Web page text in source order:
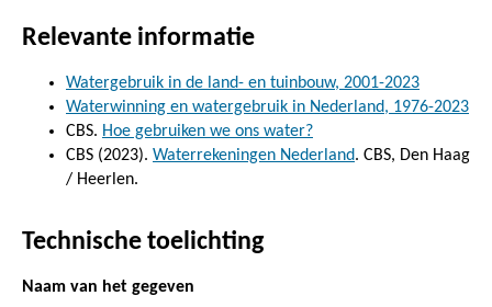
Relevante informatie
Watergebruik in de land- en tuinbouw, 2001-2023
Waterwinning en watergebruik in Nederland, 1976-2023
CBS. Hoe gebruiken we ons water?
CBS (2023). Waterrekeningen Nederland. CBS, Den Haag
/ Heerlen.
Technische toelichting
Naam van het gegeven